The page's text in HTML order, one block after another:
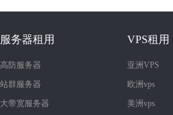
服务器租用
高防服务器
站群服务器
大带宽服务器
VPS租用
亚洲VPS
欧洲vps
美洲vps